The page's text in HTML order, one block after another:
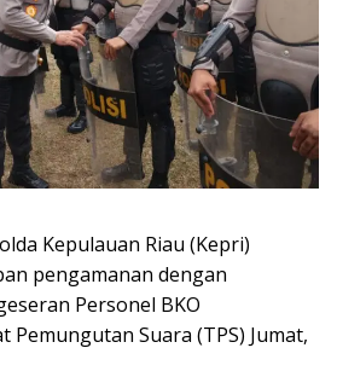
Kepulauan Riau (Kepri)
pengamanan dengan
Personel BKO
Pemungutan Suara (TPS) Jumat,